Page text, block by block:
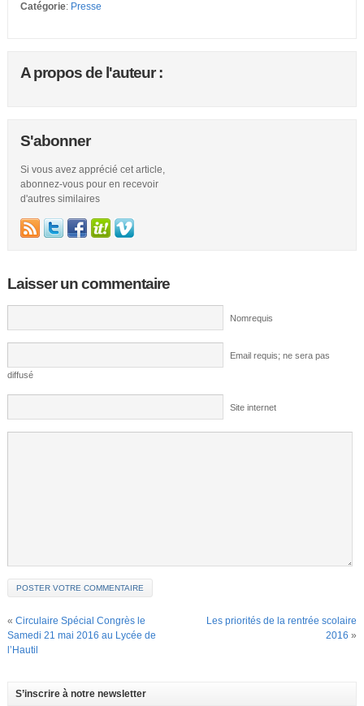
Catégorie: Presse
A propos de l'auteur :
S'abonner
Si vous avez apprécié cet article,
abonnez-vous pour en recevoir
d'autres similaires
Laisser un commentaire
Nomrequis
Email requis; ne sera pas
diffusé
Site internet
« Circulaire Spécial Congrès le
Samedi 21 mai 2016 au Lycée de
l’Hautil
Les priorités de la rentrée scolaire
2016 »
S’inscrire à notre newsletter